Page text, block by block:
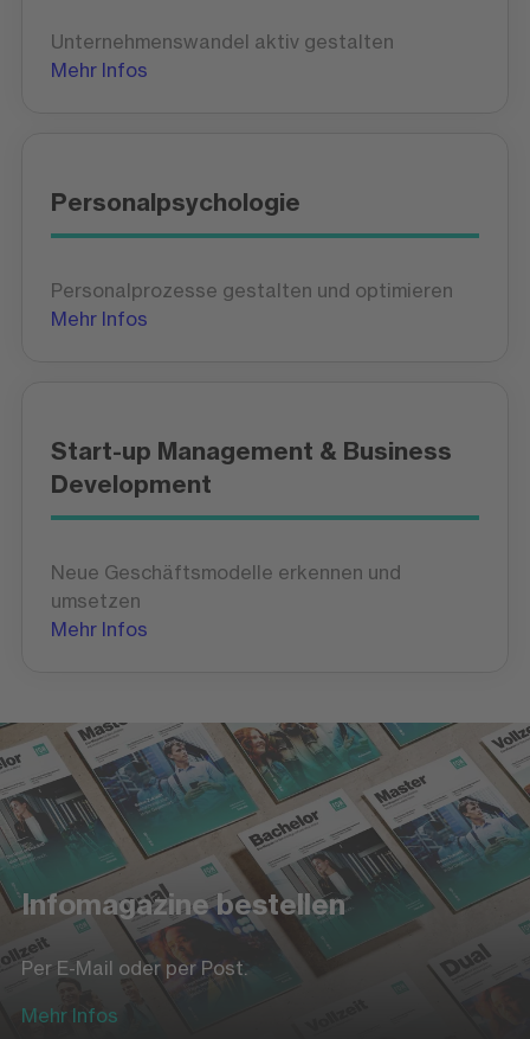
Unternehmenswandel aktiv gestalten
Mehr Infos
Personalpsychologie
Personalprozesse gestalten und optimieren
Mehr Infos
Start-up Management & Business
Development
Neue Geschäftsmodelle erkennen und
umsetzen
Mehr Infos
Infomagazine bestellen
Per E-Mail oder per Post.
Mehr Infos